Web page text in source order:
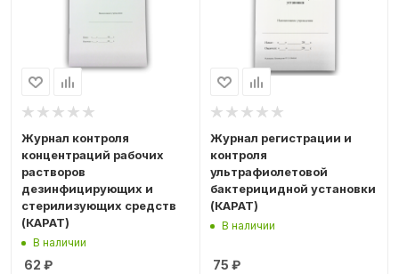
Журнал контроля
концентраций рабочих
растворов
дезинфицирующих и
стерилизующих средств
(КАРАТ)
В наличии
62 ₽
Журнал регистрации и
контроля
ультрафиолетовой
бактерицидной установки
(КАРАТ)
В наличии
75 ₽